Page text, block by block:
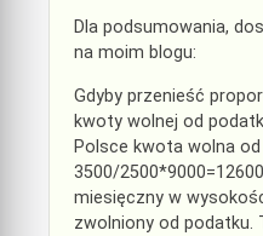
Dla podsumowania,
na moim blogu:
Gdyby przenieść
kwoty wolnej od
Polsce kwota wolna
3500/
miesięczny w
zwolniony od podatku.